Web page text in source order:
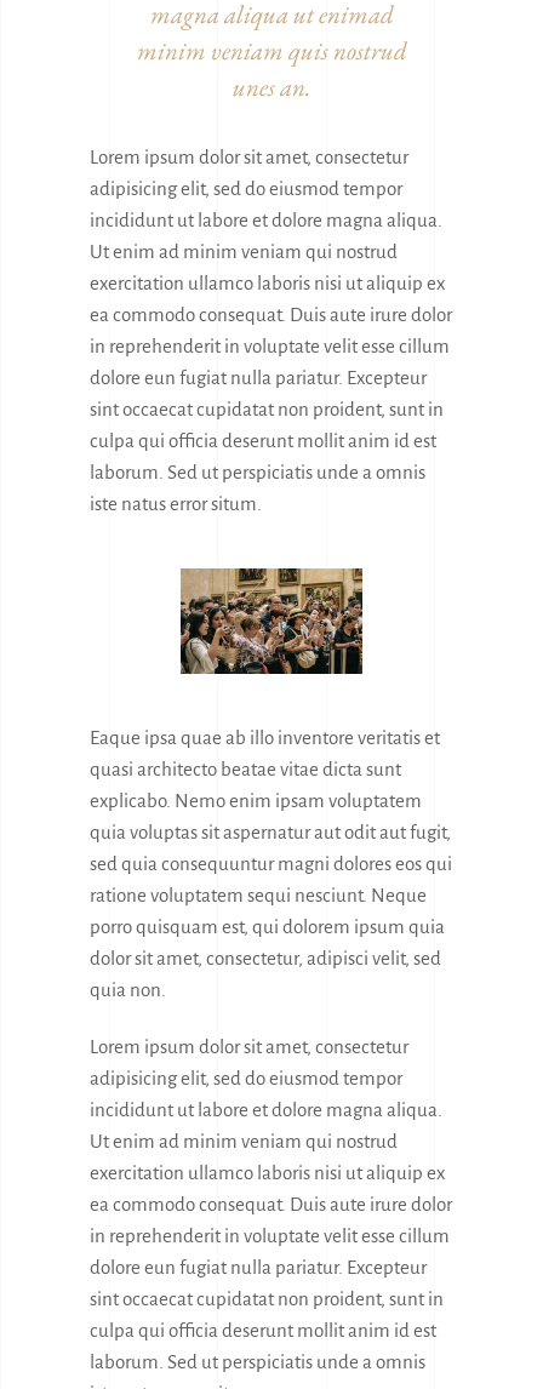
magna aliqua ut enimad
minim veniam quis nostrud
unes an.
Lorem ipsum dolor sit amet, consectetur
adipisicing elit, sed do eiusmod tempor
incididunt ut labore et dolore magna aliqua.
Ut enim ad minim veniam qui nostrud
exercitation ullamco laboris nisi ut aliquip ex
ea commodo consequat. Duis aute irure dolor
in reprehenderit in voluptate velit esse cillum
dolore eun fugiat nulla pariatur. Excepteur
sint occaecat cupidatat non proident, sunt in
culpa qui officia deserunt mollit anim id est
laborum. Sed ut perspiciatis unde a omnis
iste natus error situm.
Eaque ipsa quae ab illo inventore veritatis et
quasi architecto beatae vitae dicta sunt
explicabo. Nemo enim ipsam voluptatem
quia voluptas sit aspernatur aut odit aut fugit,
sed quia consequuntur magni dolores eos qui
ratione voluptatem sequi nesciunt. Neque
porro quisquam est, qui dolorem ipsum quia
dolor sit amet, consectetur, adipisci velit, sed
quia non.
Lorem ipsum dolor sit amet, consectetur
adipisicing elit, sed do eiusmod tempor
incididunt ut labore et dolore magna aliqua.
Ut enim ad minim veniam qui nostrud
exercitation ullamco laboris nisi ut aliquip ex
ea commodo consequat. Duis aute irure dolor
in reprehenderit in voluptate velit esse cillum
dolore eun fugiat nulla pariatur. Excepteur
sint occaecat cupidatat non proident, sunt in
culpa qui officia deserunt mollit anim id est
laborum. Sed ut perspiciatis unde a omnis